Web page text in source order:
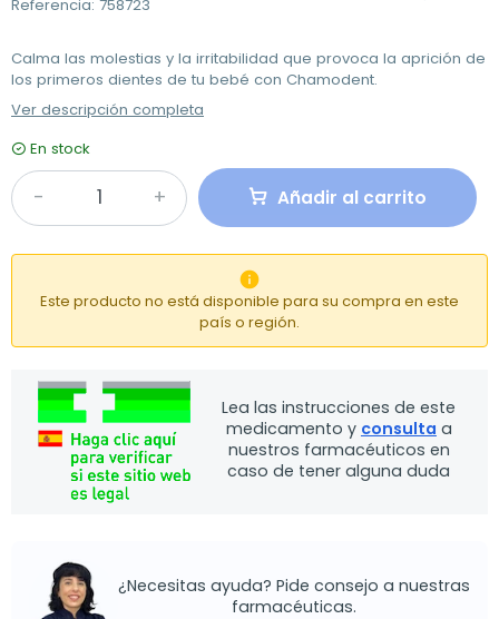
Referencia: 758723
Calma las molestias y la irritabilidad que provoca la aprición de
los primeros dientes de tu bebé con Chamodent.
Ver descripción completa
En stock
Añadir al carrito

Este producto no está disponible para su compra en este
país o región.
Lea las instrucciones de este
medicamento y consulta a
nuestros farmacéuticos en
caso de tener alguna duda
¿Necesitas ayuda? Pide consejo a nuestras
farmacéuticas.